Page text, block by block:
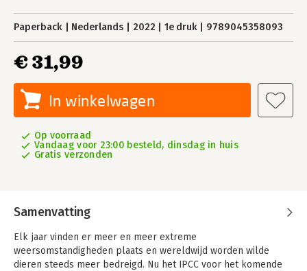
Paperback Nederlands 2022 1e druk 9789045358093
€ 31,99
In winkelwagen
Op voorraad
Vandaag voor 23:00 besteld, dinsdag in huis
Gratis verzonden
Samenvatting
Elk jaar vinden er meer en meer extreme
weersomstandigheden plaats en wereldwijd worden wilde
dieren steeds meer bedreigd. Nu het IPCC voor het komende